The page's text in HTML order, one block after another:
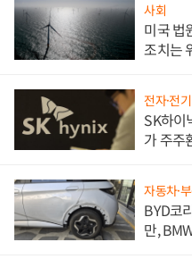
사회
미국 법
조치는
전자·전
SK하이
가 주주
자동차·
BYD코
만,